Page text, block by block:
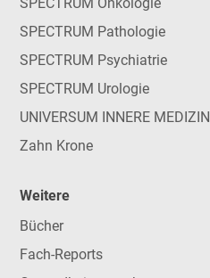
SPECTRUM Pathologie
SPECTRUM Psychiatrie
SPECTRUM Urologie
UNIVERSUM INNERE MEDIZIN
Zahn Krone
Weitere
Bücher
Fach-Reports